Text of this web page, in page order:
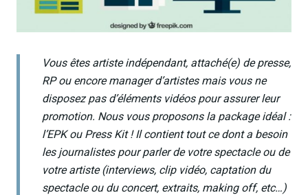
Vous êtes artiste indépendant, attaché(e) de presse,
RP ou encore manager d’artistes mais vous ne
disposez pas d’éléments vidéos pour assurer leur
promotion. Nous vous proposons la package idéal :
l’EPK ou Press Kit ! Il contient tout ce dont a besoin
les journalistes pour parler de votre spectacle ou de
votre artiste (interviews, clip vidéo, captation du
spectacle ou du concert, extraits, making off, etc…)